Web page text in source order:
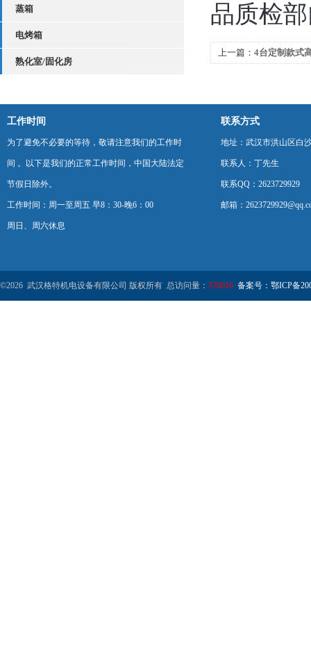
蒸箱
电烤箱
熟化室/固化房
品质检
上一篇： 4台定制款式
工作时间
为了避免不必要的等待，敬请注意我们的工作时
间 。以下是我们的正常工作时间，中国大陆法定
节假日除外。
工作时间：周一至周五 早8：30-晚6：00
周日、周六休息
联系方式
地址：武汉市洪山区白
联系人：丁先生
联系QQ：2623729929
邮箱：
©2026 武汉格特机电设备有限公司 版权所有 总访问量： 378016 备案号：鄂ICP备